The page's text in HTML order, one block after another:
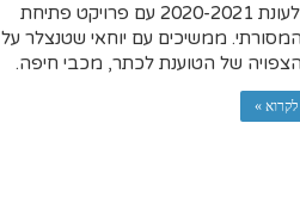
אתכם לעונת 2020-2021 עם פרויקט פתיחת
ממשיכים עם יוחאי שטנצלר על
של הטוענת לכתר, מכבי חיפה.
»